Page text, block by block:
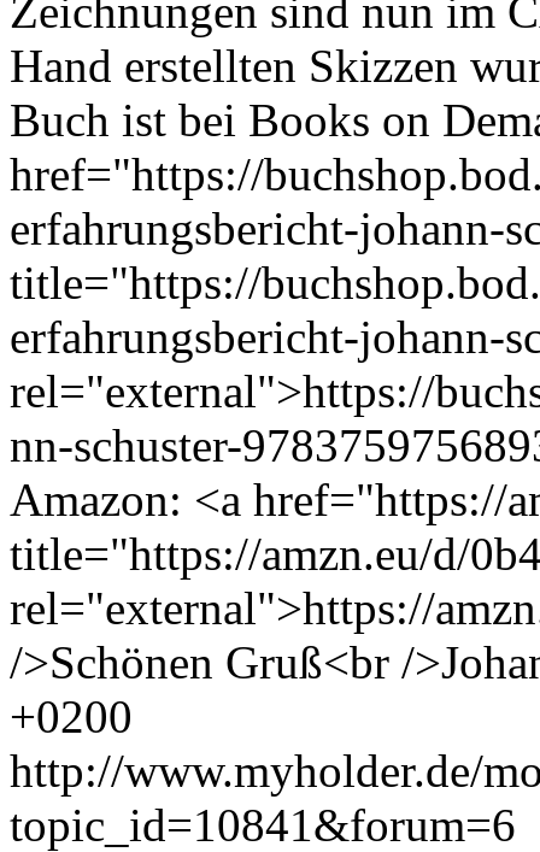
Zeichnungen sind nun im
Hand erstellten Skizzen
Buch ist bei Books on
href="https://
erfahrungsbericht-johann-
title="https://
erfahrungsbericht-johann-
rel="external">https://
nn-schuster-
Amazon: <a href="https://
title="https://amzn.eu/d/
rel="external">https://
/>Schönen Gruß<br /
+0200
http://www.myholder.de/
topic_id=10841&forum=6